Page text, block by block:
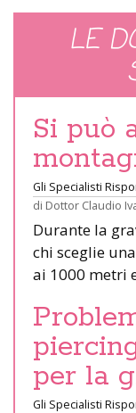
LE
Si può
Gli Specialisti
di Dottor Claudio
Durante la
chi sceglie
ai 1000 metri
per la
Gli Specialisti